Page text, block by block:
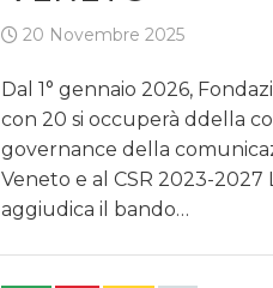
TV
DATI
RICERCHE
20 Novembre 2025
Dal 1° gennaio 2026,
con 20 si occuperà ddella
governance della
Veneto e al CSR 2023-2027
aggiudica il bando…